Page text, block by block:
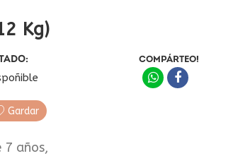
Kg)
COMPÁRTEO!
Gardar
7 años,